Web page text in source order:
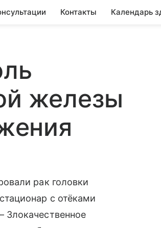
Контакты Календарь
железы
рак головки
с отёками
Злокачественное